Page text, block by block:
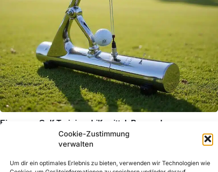
Cookie-Zustimmung
verwalten
Um dir ein optimales Erlebnis zu bieten, verwenden wir Technologien wie
Ein neues Golf-Trainingshilfsmittel: Prosendr